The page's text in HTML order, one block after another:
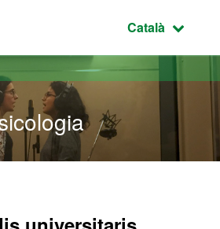
Idioma
Català